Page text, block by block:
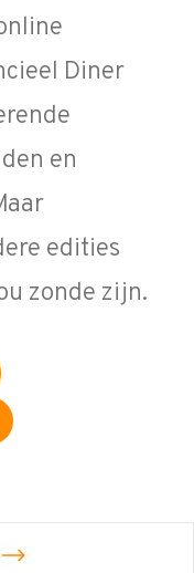
Diner
en
edities
zonde zijn.